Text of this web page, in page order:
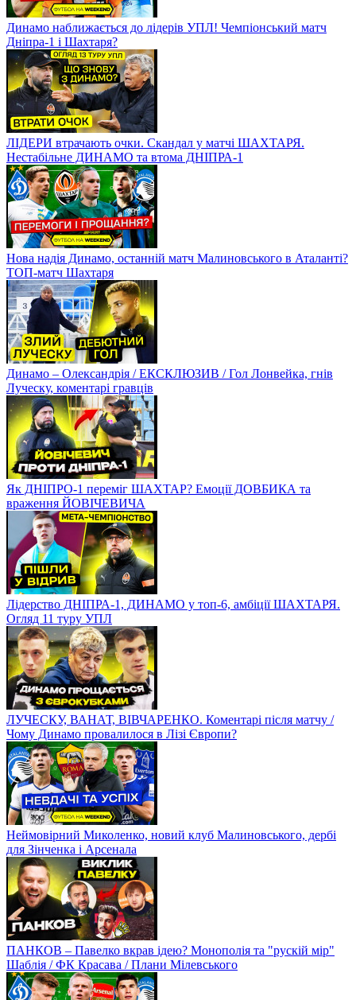
Динамо наближається до лідерів УПЛ! Чемпіонський матч
Дніпра-1 і Шахтаря?
ЛІДЕРИ втрачають очки. Скандал у матчі ШАХТАРЯ.
Нестабільне ДИНАМО та втома ДНІПРА-1
Нова надія Динамо, останній матч Малиновського в Аталанті?
ТОП-матч Шахтаря
Динамо – Олександрія / ЕКСКЛЮЗИВ / Гол Лонвейка, гнів
Луческу, коментарі гравців
Як ДНІПРО-1 переміг ШАХТАР? Емоції ДОВБИКА та
враження ЙОВІЧЕВИЧА
Лідерство ДНІПРА-1, ДИНАМО у топ-6, амбіції ШАХТАРЯ.
Огляд 11 туру УПЛ
ЛУЧЕСКУ, ВАНАТ, ВІВЧАРЕНКО. Коментарі після матчу /
Чому Динамо провалилося в Лізі Європи?
Неймовірний Миколенко, новий клуб Малиновського, дербі
для Зінченка і Арсенала
ПАНКОВ – Павелко вкрав ідею? Монополія та "рускій мір"
Шаблія / ФК Красава / Плани Мілевського